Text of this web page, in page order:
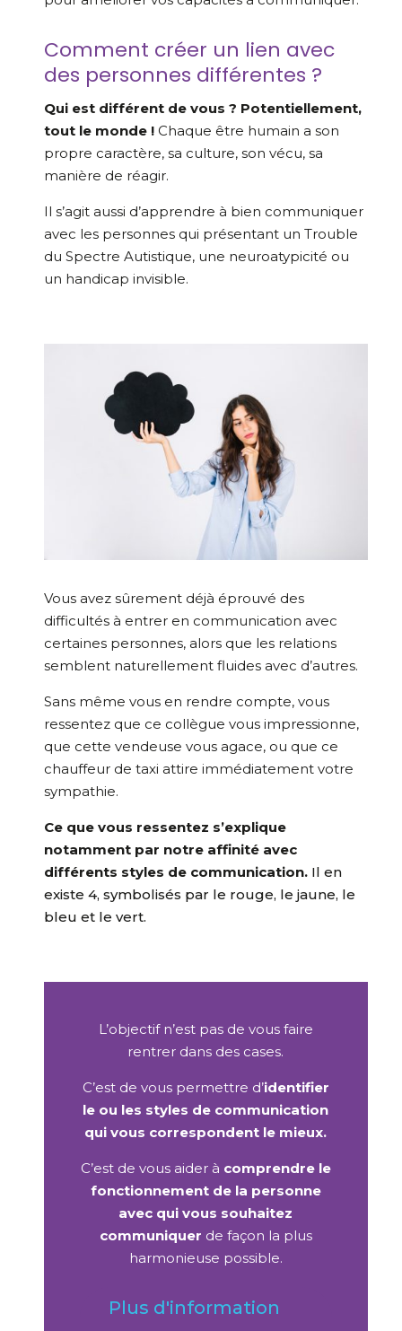
Comment créer un lien avec
des personnes différentes ?
Qui est différent de vous ? Potentiellement,
tout le monde !Chaque être humain a son
propre caractère, sa culture, son vécu, sa
manière de réagir.
Il s’agit aussi d’apprendre à bien communiquer
avec les personnes qui présentant un Trouble
du Spectre Autistique, une neuroatypicité ou
un handicap invisible.
Vous avez sûrement déjà éprouvé des
difficultés à entrer en communication avec
certaines personnes, alors que les relations
semblent naturellement fluides avec d’autres.
Sans même vous en rendre compte, vous
ressentez que ce collègue vous impressionne,
que cette vendeuse vous agace, ou que ce
chauffeur de taxi attire immédiatement votre
sympathie.
Ce que vous ressentez s’explique
notamment par notre affinité avec
différents styles de communication. Il en
existe 4, symbolisés par le rouge, le jaune, le
bleu et le vert.
L’objectif n’est pas de vous faire
rentrer dans des cases.
C’est de vous permettre d’identifier
le ou les styles de communication
qui vous correspondent le mieux.
C’est de vous aider à comprendre le
fonctionnement de la personne
avec qui vous souhaitez
communiquer de façon la plus
harmonieuse possible.
Plus d'information